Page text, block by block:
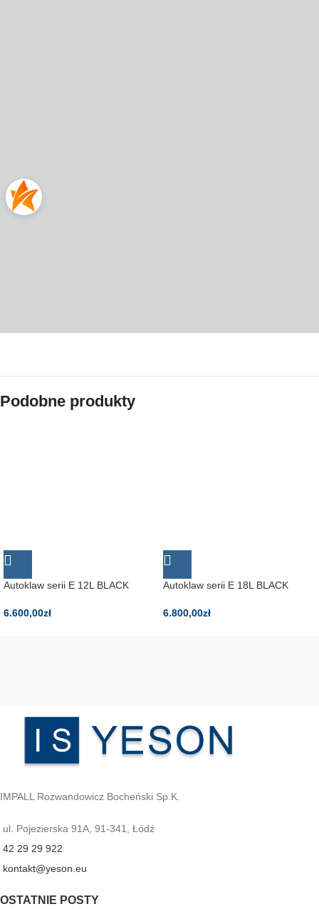
Podobne produkty
Autoklaw serii E 12L BLACK
6.600,00zł
Autoklaw serii E 18L BLACK
6.800,00zł
IMPALL Rozwandowicz Bocheński Sp.K.
ul. Pojezierska 91A, 91-341, Łódź
42 29 29 922
kontakt@yeson.eu
OSTATNIE POSTY